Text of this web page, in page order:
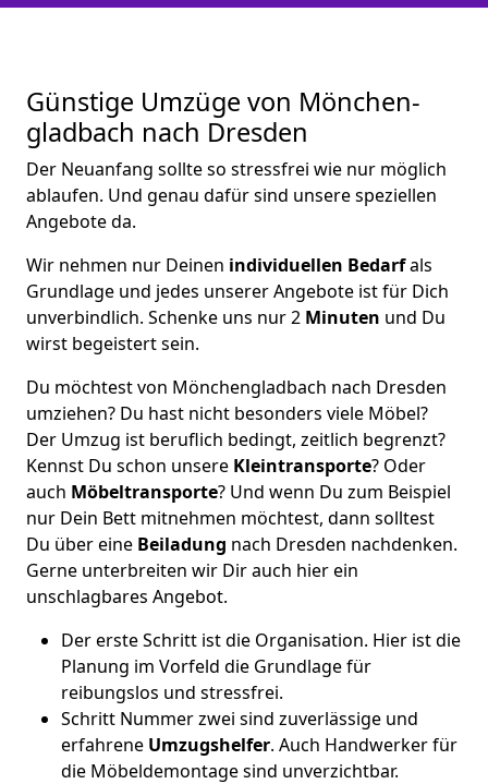
Günstige Umzüge von Mönchen­
gladbach nach Dresden
Der Neuanfang sollte so stressfrei wie nur möglich
ablaufen. Und genau dafür sind unsere speziellen
Angebote da.
Wir nehmen nur Deinen individuellen Bedarfals
Grundlage und jedes unserer Angebote ist für Dich
unverbindlich. Schenke uns nur 2 Minuten und Du
wirst begeistert sein.
Du möchtest von Mönchen­gladbach nach Dresden
umziehen? Du hast nicht besonders viele Möbel?
Der Umzug ist beruflich bedingt, zeitlich begrenzt?
Kennst Du schon unsere Kleintransporte? Oder
auch Möbeltransporte? Und wenn Du zum Beispiel
nur Dein Bett mitnehmen möchtest, dann solltest
Du über eine Beiladung nach Dresden nachdenken.
Gerne unterbreiten wir Dir auch hier ein
unschlagbares Angebot.
Der erste Schritt ist die Organisation. Hier ist die
Planung im Vorfeld die Grundlage für
reibungslos und stressfrei.
Schritt Nummer zwei sind zuverlässige und
erfahrene Umzugshelfer. Auch Handwerker für
die Möbeldemontage sind unverzichtbar.